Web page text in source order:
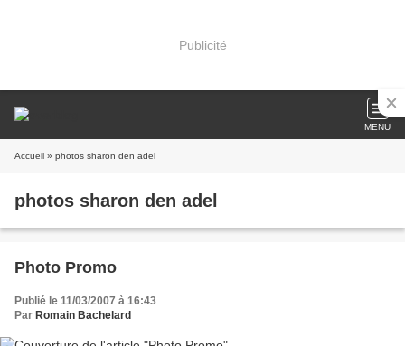
Publicité
MENU
Accueil » photos sharon den adel
photos sharon den adel
Photo Promo
Publié le 11/03/2007 à 16:43
Par Romain Bachelard